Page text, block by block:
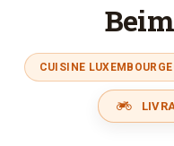
CUISINE